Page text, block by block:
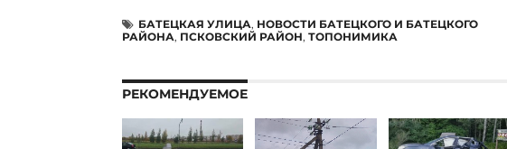
БАТЕЦКАЯ УЛИЦА, НОВОСТИ БАТЕЦКОГО И БАТЕЦКОГО
РАЙОНА, ПСКОВСКИЙ РАЙОН, ТОПОНИМИКА
РЕКОМЕНДУЕМОЕ